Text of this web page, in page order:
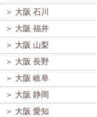
＞ 大阪 石川
＞ 大阪 福井
＞ 大阪 山梨
＞ 大阪 長野
＞ 大阪 岐阜
＞ 大阪 静岡
＞ 大阪 愛知